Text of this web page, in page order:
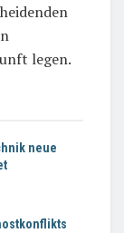
legen.
neue